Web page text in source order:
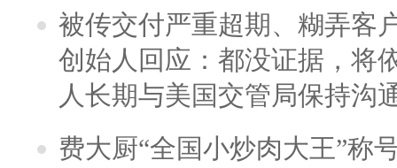
被传交付严重超期、糊弄客
创始人回应：都没证据，将
人长期与美国交管局保持沟
费大厨“全国小炒肉大王”称